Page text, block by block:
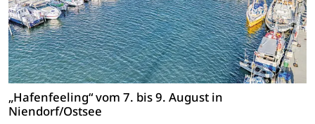
„Hafenfeeling“ vom 7. bis 9. August in
Niendorf/Ostsee